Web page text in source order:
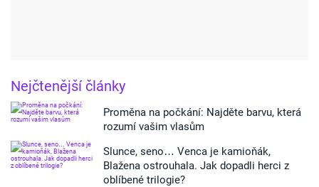
Nejčtenější články
Proměna na počkání: Najděte barvu, která
rozumí vašim vlasům
Slunce, seno… Venca je kamioňák,
Blažena ostrouhala. Jak dopadli herci z
oblíbené trilogie?